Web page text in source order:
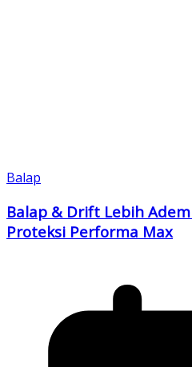
Balap
Balap & Drift Lebih Adem
Proteksi Performa Max